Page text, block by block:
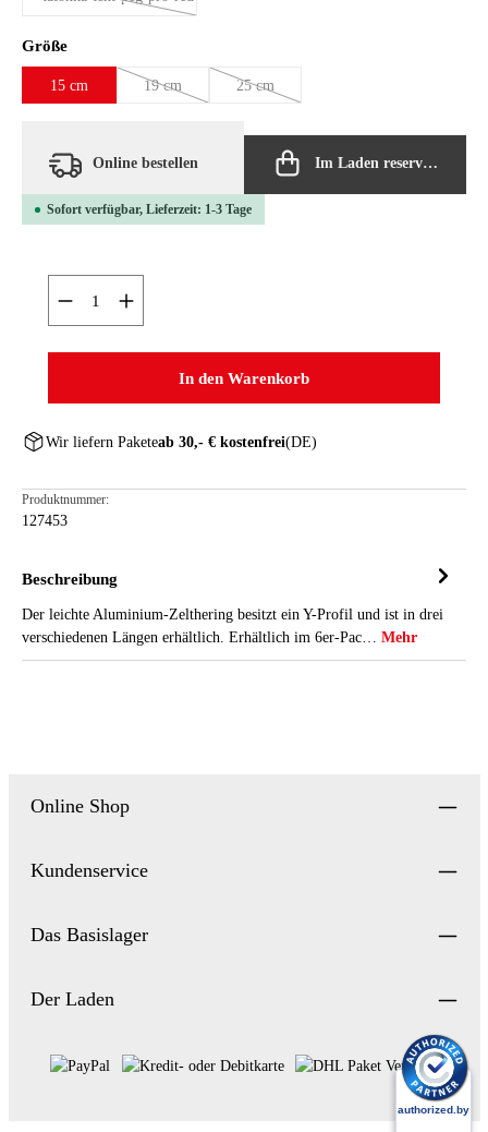
red
(Diese Option ist zurzeit nicht verfügbar.)
Größeauswählen
15 cm 19 cm
(Diese Option ist zurzeit nicht verfügbar.)
25 cm
(Diese Option ist zurzeit nicht
Online bestellen Im Laden reservieren
Sofort verfügbar, Lieferzeit: 1-3 Tage
Produkt Anzahl: Gib den gewünschten Wert ein oder
In den Warenkorb
Wir liefern Paketeab 30,- € kostenfrei(DE)
Produktnummer:
127453
Beschreibung
Der leichte Aluminium-Zelthering besitzt ein Y-Profil und ist in drei
verschiedenen Längen erhältlich. Erhältlich im 6er-Pac… Mehr
Online Shop
Kundenservice
Das Basislager
Der Laden